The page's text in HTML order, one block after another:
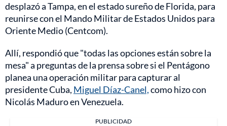
desplazó a Tampa, en el estado sureño de Florida, para
reunirse con el Mando Militar de Estados Unidos para
Oriente Medio (Centcom).
Allí, respondió que "todas las opciones están sobre la
mesa" a preguntas de la prensa sobre si el Pentágono
planea una operación militar para capturar al
presidente Cuba, Miguel Díaz-Canel,como hizo con
Nicolás Maduro en Venezuela.
PUBLICIDAD